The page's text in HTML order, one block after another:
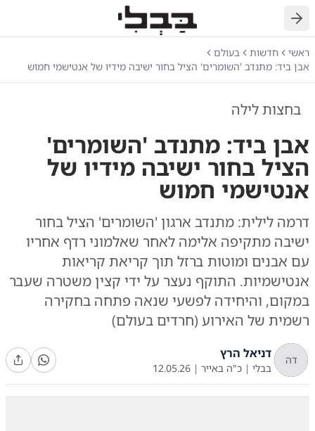
חזרה
ראשי חדשות
בעולם
אבן ביד: מתנדב 'השומרים' הציל בחור ישיבה מידיו של אנטישמי חמוש
בחצות לילה
אבן ביד: מתנדב 'השומרים'
הציל בחור ישיבה מידיו של
אנטישמי חמוש
דרמה לילית: מתנדב ארגון 'השומרים' הציל בחור
ישיבה מתקיפה אלימה לאחר שאלמוני רדף אחריו
עם אבנים ומוטות ברזל תוך קריאת קריאות
אנטישמיות. התוקף נעצר על ידי קצין משטרה שעבר
במקום, והיחידה לפשעי שנאה פתחה בחקירה
רשמית של האירוע (חרדים בעולם)
דה דניאל הרץ
בבלי | כ"ה באייר |
12.05.26